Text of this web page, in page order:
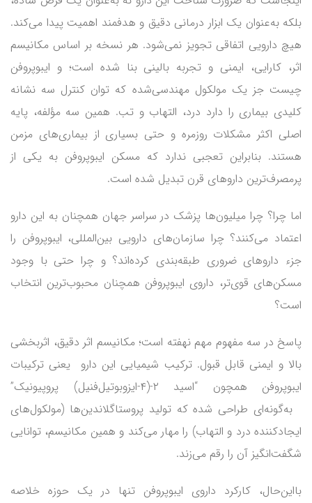
بلکه به‌عنوان یک ابزار درمانی دقیق و هدفمند اهمیت پیدا می‌کند.
هیچ دارویی اتفاقی تجویز نمی‌شود. هر نسخه بر اساس مکانیسم
اثر، کارایی، ایمنی و تجربه بالینی بنا شده است؛ و ایبوپروفن
چیست جز یک مولکول مهندسی‌شده که توان کنترل سه نشانه
کلیدی بیماری را دارد درد، التهاب و تب. همین سه مؤلفه، پایه
اصلی اکثر مشکلات روزمره و حتی بسیاری از بیماری‌های مزمن
هستند. بنابراین تعجبی ندارد که مسکن ایبوپروفن به یکی از
پرمصرف‌ترین داروهای قرن تبدیل شده است.
اما چرا؟ چرا میلیون‌ها پزشک در سراسر جهان همچنان به این دارو
اعتماد می‌کنند؟ چرا سازمان‌های دارویی بین‌المللی، ایبوپروفن را
جزء داروهای ضروری طبقه‌بندی کرده‌اند؟ و چرا حتی با وجود
مسکن‌های قوی‌تر، داروی ایبوپروفن همچنان محبوب‌ترین انتخاب
است؟
پاسخ در سه مفهوم مهم نهفته است؛ مکانیسم اثر دقیق، اثربخشی
بالا و ایمنی قابل قبول. ترکیب شیمیایی این دارو یعنی ترکیبات
ایبوپروفن همچون “اسید ۲-(۴-ایزو‌بوتیل‌فنیل) پروپیونیک”
به‌گونه‌ای طراحی شده که تولید پروستاگلاندین‌ها (مولکول‌های
ایجادکننده درد و التهاب) را مهار می‌کند و همین مکانیسم، توانایی
شگفت‌انگیز آن را رقم می‌زند.
بااین‌حال، کارکرد داروی ایبوپروفن تنها در یک حوزه خلاصه